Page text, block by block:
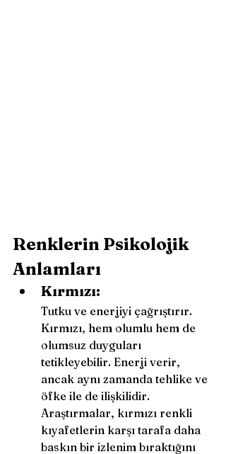
Renklerin Psikolojik
Anlamları
Kırmızı:
Tutku ve enerjiyi çağrıştırır.
Kırmızı, hem olumlu hem de
olumsuz duyguları
tetikleyebilir. Enerji verir,
ancak aynı zamanda tehlike ve
öfke ile de ilişkilidir.
Araştırmalar, kırmızı renkli
kıyafetlerin karşı tarafa daha
baskın bir izlenim bıraktığını